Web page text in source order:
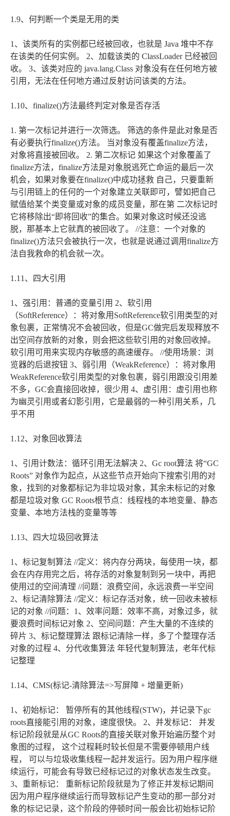
1.9、何判断一个类是无用的类
1、该类所有的实例都已经被回收，也就是 Java 堆中不存
在该类的任何实例。 2、加载该类的 ClassLoader 已经被回
收。 3、该类对应的 java.lang.Class 对象没有在任何地方被
引用，无法在任何地方通过反射访问该类的方法。
1.10、finalize()方法最终判定对象是否存活
1. 第一次标记并进行一次筛选。 筛选的条件是此对象是否
有必要执行finalize()方法。 当对象没有覆盖finalize方法，
对象将直接被回收。 2. 第二次标记 如果这个对象覆盖了
finalize方法，finalize方法是对象脱逃死亡命运的最后一次
机会，如果对象要在finalize()中成功拯救 自己，只要重新
与引用链上的任何的一个对象建立关联即可，譬如把自己
赋值给某个类变量或对象的成员变量，那在第 二次标记时
它将移除出“即将回收”的集合。如果对象这时候还没逃
脱，那基本上它就真的被回收了。 //注意：一个对象的
finalize()方法只会被执行一次，也就是说通过调用finalize方
法自我救命的机会就一次。
1.11、四大引用
1、强引用：普通的变量引用 2、软引用
（SoftReference）：将对象用SoftReference软引用类型的对
象包裹，正常情况不会被回收，但是GC做完后发现释放不
出空间存放新的对象，则会把这些软引用的对象回收掉。
软引用可用来实现内存敏感的高速缓存。 //使用场景：浏
览器的后退按钮 3、弱引用（WeakReference）：将对象用
WeakReference软引用类型的对象包裹，弱引用跟没引用差
不多，GC会直接回收掉，很少用 4、虚引用：虚引用也称
为幽灵引用或者幻影引用，它是最弱的一种引用关系，几
乎不用
1.12、对象回收算法
1、引用计数法：循环引用无法解决 2、Gc root算法 将“GC
Roots” 对象作为起点，从这些节点开始向下搜索引用的对
象，找到的对象都标记为非垃圾对象，其余未标记的对象
都是垃圾对象 GC Roots根节点：线程栈的本地变量、静态
变量、本地方法栈的变量等等
1.13、四大垃圾回收算法
1、标记复制算法 //定义：将内存分两块，每使用一块，都
会在内存用完之后，将存活的对象复制到另一块中，再把
使用过的空间清理 //问题：浪费空间，永远浪费一半空间
2、标记清除算法 //定义：标记存活对象，统一回收未被标
记的对象 //问题：1、效率问题：效率不高，对象过多，就
要浪费时间标记对象 2、空间问题：产生大量的不连续的
碎片 3、标记整理算法 跟标记清除一样，多了个整理存活
对象的过程 4、分代收集算法 年轻代复制算法，老年代标
记整理
1.14、CMS(标记-清除算法=>写屏障 + 增量更新)
1、初始标记： 暂停所有的其他线程(STW)，并记录下gc
roots直接能引用的对象，速度很快。 2、并发标记： 并发
标记阶段就是从GC Roots的直接关联对象开始遍历整个对
象图的过程， 这个过程耗时较长但是不需要停顿用户线
程， 可以与垃圾收集线程一起并发运行。因为用户程序继
续运行，可能会有导致已经标记过的对象状态发生改变。
3、重新标记： 重新标记阶段就是为了修正并发标记期间
因为用户程序继续运行而导致标记产生变动的那一部分对
象的标记记录，这个阶段的停顿时间一般会比初始标记阶